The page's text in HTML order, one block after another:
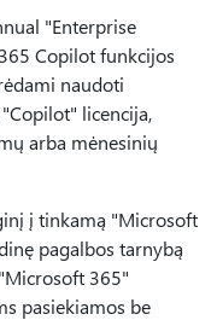
"Enterprise
Copilot funkcijos
naudoti
licencija,
arba mėnesinių
į tinkamą "Microsoft
pagalbos tarnybą
365"
pasiekiamos be